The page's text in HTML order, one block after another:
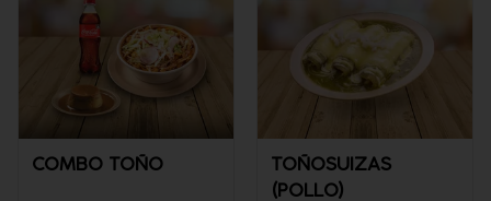
COMBO TOÑO
TOÑOSUIZAS
(POLLO)